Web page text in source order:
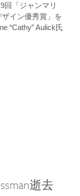
回「ジャンマリ
イン優秀賞」を
“Cathy” Aulick氏
逝去